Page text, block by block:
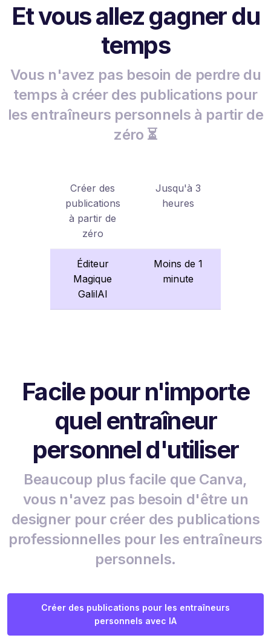
Et vous allez gagner du
temps
Vous n'avez pas besoin de perdre du
temps à créer des publications pour
les entraîneurs personnels à partir de
zéro ⏳
Créer des
publications
à partir de
zéro
Jusqu'à 3
heures
Éditeur
Magique
GalilAI
Moins de 1
minute
Facile pour n'importe
quel entraîneur
personnel d'utiliser
Beaucoup plus facile que Canva,
vous n'avez pas besoin d'être un
designer pour créer des publications
professionnelles pour les entraîneurs
personnels.
Créer des publications pour les entraîneurs
personnels avec IA